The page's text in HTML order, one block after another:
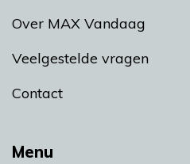
Menu
Over MAX Vandaag
Veelgestelde vragen
Contact